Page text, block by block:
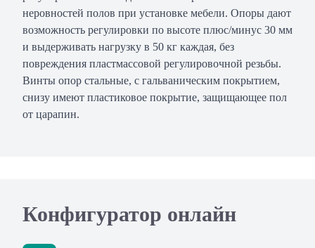
неровностей полов при установке мебели. Опоры дают
возможность регулировки по высоте плюс/минус 30 мм
и выдерживать нагрузку в 50 кг каждая, без
повреждения пластмассовой регулировочной резьбы.
Винты опор стальные, с гальваническим покрытием,
снизу имеют пластиковое покрытие, защищающее пол
от царапин.
Конфигуратор онлайн